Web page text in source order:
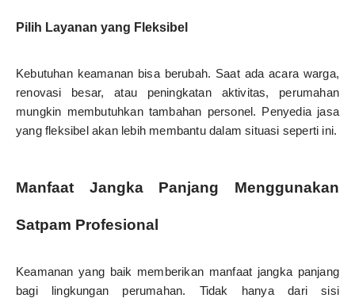
Pilih Layanan yang Fleksibel
Kebutuhan keamanan bisa berubah. Saat ada acara warga,
renovasi besar, atau peningkatan aktivitas, perumahan
mungkin membutuhkan tambahan personel. Penyedia jasa
yang fleksibel akan lebih membantu dalam situasi seperti ini.
Manfaat Jangka Panjang Menggunakan
Satpam Profesional
Keamanan yang baik memberikan manfaat jangka panjang
bagi lingkungan perumahan. Tidak hanya dari sisi